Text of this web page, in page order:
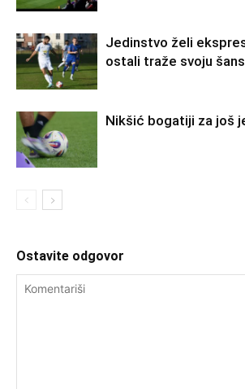
Jedinstvo želi
ostali traže svoju
Nikšić bogatiji za još
Ostavite odgovor